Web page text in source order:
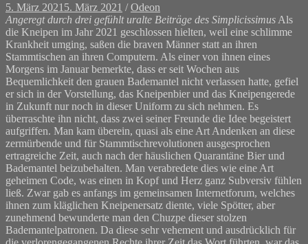
5. März 2021 5. März 2021 /Odeon
Angeregt durch drei gefühlt uralte Beiträge des Simplicissimus Als
die Kneipen im Jahr 2021 geschlossen hielten, weil eine schlimme
Krankheit umging, saßen die braven Männer statt an ihren
Stammtischen an ihren Computern. Als einer von ihnen eines
Morgens im Januar bemerkte, dass er seit Wochen aus
Bequemlichkeit den grauen Bademantel nicht verlassen hatte, gefiel
er sich in der Vorstellung, das Kneipenbier und das Kneipengerede
in Zukunft nur noch in dieser Uniform zu sich nehmen. Es
überraschte ihn nicht, dass zwei seiner Freunde die Idee begeistert
aufgriffen. Man kam überein, quasi als eine Art Andenken an diese
zermürbende und für Stammtischrevolutionen ausgesprochen
ertragreiche Zeit, auch nach der häuslichen Quarantäne Bier und
Bademantel beizubehalten. Man verabredete dies wie eine Art
geheimen Code, was einen in Kopf und Herz ganz Subversiv fühlen
ließ. Zwar gab es anfangs im gemeinsamen Internetforum, welches
ihnen zum kläglichen Kneipenersatz diente, viele Spötter, aber
zunehmend bewunderte man den Chuzpe dieser stolzen
Bademantelpatronen. Da diese sehr vehement und ausdrücklich für